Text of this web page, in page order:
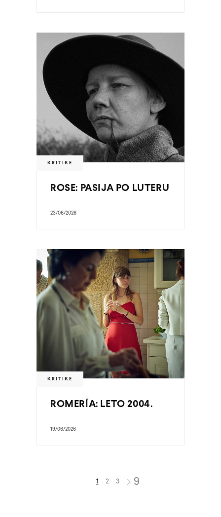
KRITIKE
ROSE: PASIJA PO LUTERU
23/06/2026
KRITIKE
ROMERÍA: LETO 2004.
19/06/2026
1 2 3